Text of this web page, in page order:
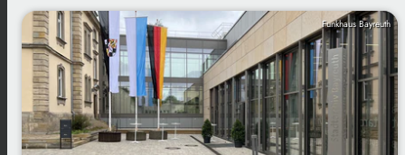
Funkhaus Bayreuth